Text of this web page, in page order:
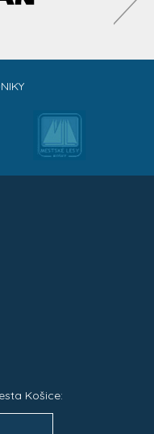
Košice: